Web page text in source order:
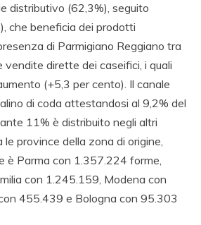
distributivo (62,3%), seguito
che beneficia dei prodotti
di Parmigiano Reggiano tra
vendite dirette dei caseifici, i quali
(+5,3 per cento). Il canale
di coda attestandosi al 9,2% del
11% è distribuito negli altri
province della zona di origine,
è Parma con 1.357.224 forme,
con 1.245.159, Modena con
455.439 e Bologna con 95.303